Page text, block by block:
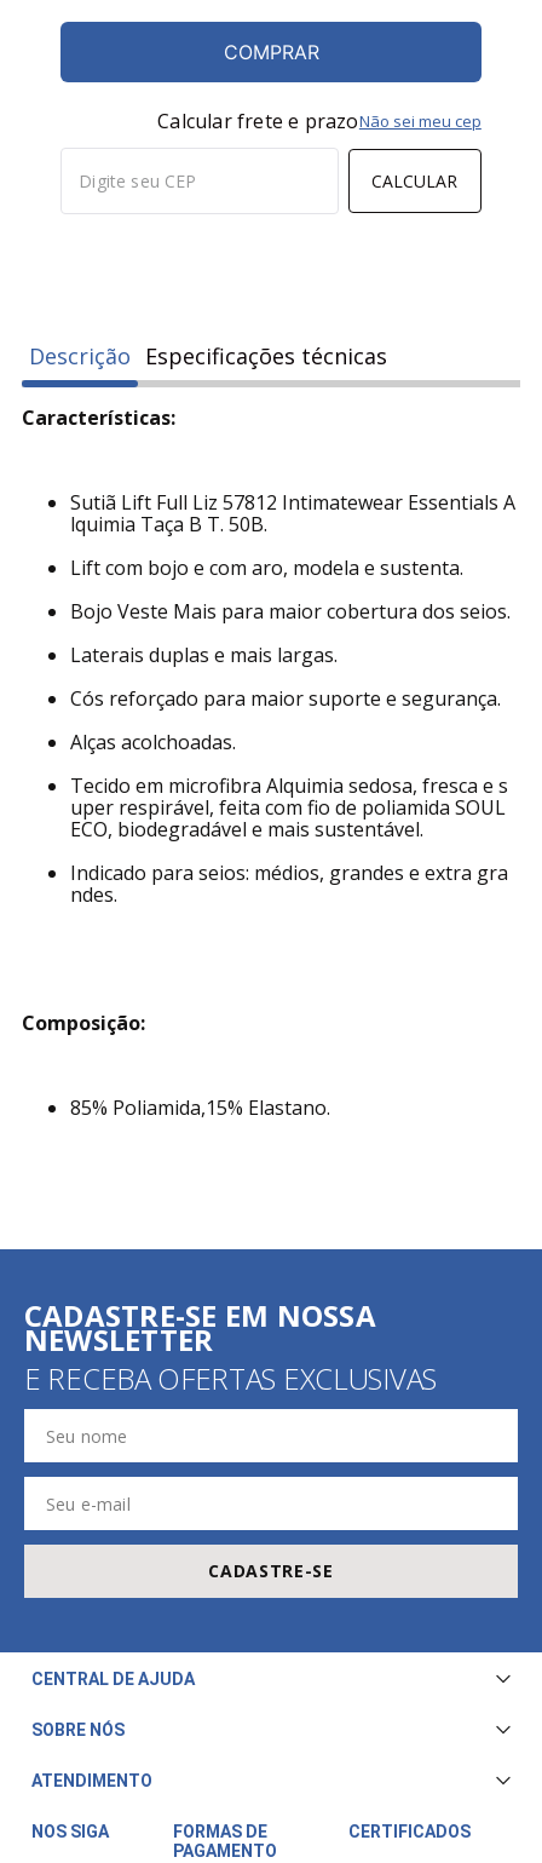
COMPRAR
Calcular frete e prazo
CALCULAR
Não sei meu cep
Descrição Especificações técnicas
Características:
Sutiã Lift Full Liz 57812 Intimatewear Essentials A
lquimia Taça B T. 50B.
Lift com bojo e com aro, modela e sustenta.
Bojo Veste Mais para maior cobertura dos seios.
Laterais duplas e mais largas.
Cós reforçado para maior suporte e segurança.
Alças acolchoadas.
Tecido em microfibra Alquimia sedosa, fresca e s
uper respirável, feita com fio de poliamida SOUL
ECO, biodegradável e mais sustentável.
Indicado para seios: médios, grandes e extra gra
ndes.
Composição:
85% Poliamida,15% Elastano.
CADASTRE-SE EM NOSSA
NEWSLETTER
E RECEBA OFERTAS EXCLUSIVAS
CADASTRE-SE
CENTRAL DE AJUDA
Central de Atendimento
Trocas e Devoluções
Fale Conosco
SOBRE NÓS
ATENDIMENTO
Horário de atendimento:
NOS SIGA
FORMAS DE
PAGAMENTO
CERTIFICADOS